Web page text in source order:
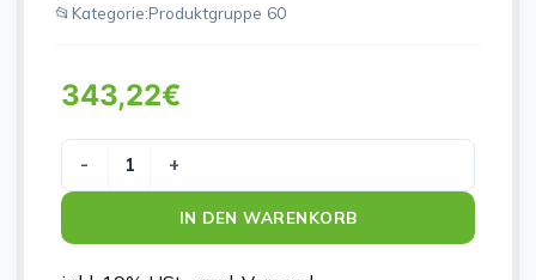
Kategorie:Produktgruppe 60
343,22€
URGOSORB 10X10CM Menge
IN DEN WARENKORB